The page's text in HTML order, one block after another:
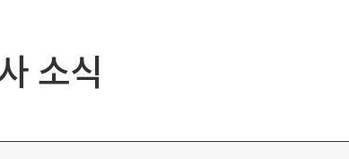
소식